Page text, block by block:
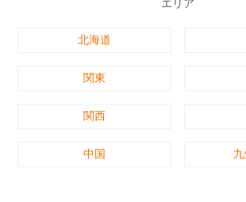
エリア
北海道
関東
関西
中国